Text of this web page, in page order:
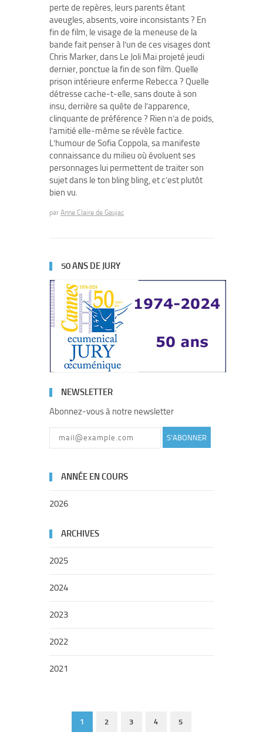
perte de repères, leurs parents étant
aveugles, absents, voire inconsistants ? En
fin de film, le visage de la meneuse de la
bande fait penser à l’un de ces visages dont
Chris Marker, dans Le Joli Mai projeté jeudi
dernier, ponctue la fin de son film. Quelle
prison intérieure enferme Rebecca ? Quelle
détresse cache-t-elle, sans doute à son
insu, derrière sa quête de l’apparence,
clinquante de préférence ? Rien n’a de poids,
l’amitié elle-même se révèle factice.
L’humour de Sofia Coppola, sa manifeste
connaissance du milieu où évoluent ses
personnages lui permettent de traiter son
sujet dans le ton bling bling, et c’est plutôt
bien vu.
par Anne Claire de Gaujac
50 ANS DE JURY
NEWSLETTER
Abonnez-vous à notre newsletter
S'ABONNER
ANNÉE EN COURS
2026
ARCHIVES
2025
2024
2023
2022
2021
1 2 3 4 5